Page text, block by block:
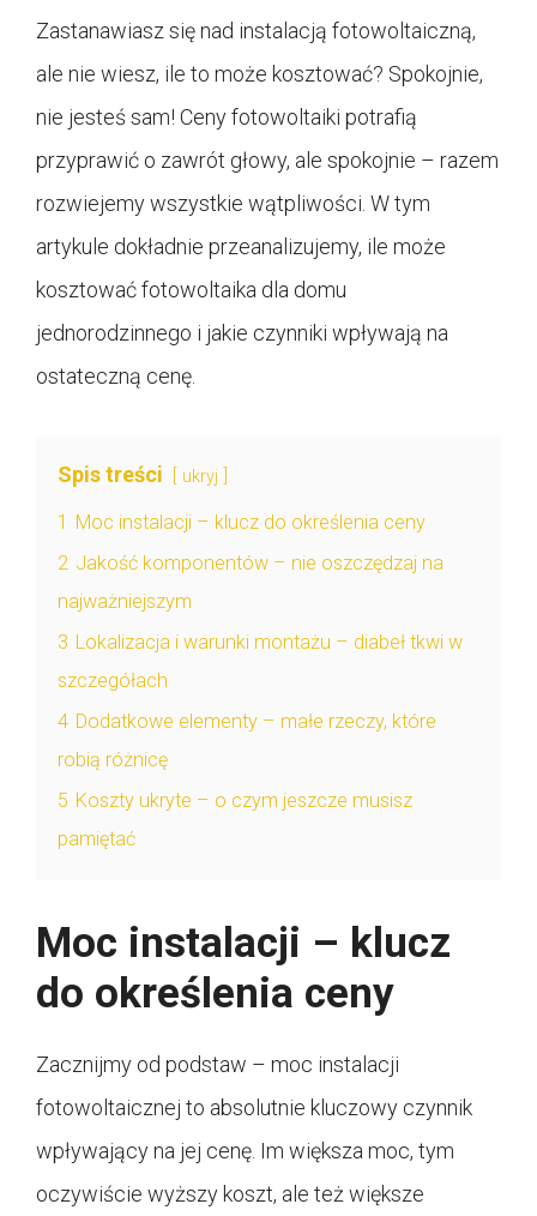
Zastanawiasz się nad instalacją fotowoltaiczną,
ale nie wiesz, ile to może kosztować? Spokojnie,
nie jesteś sam! Ceny fotowoltaiki potrafią
przyprawić o zawrót głowy, ale spokojnie – razem
rozwiejemy wszystkie wątpliwości. W tym
artykule dokładnie przeanalizujemy, ile może
kosztować fotowoltaika dla domu
jednorodzinnego i jakie czynniki wpływają na
ostateczną cenę.
Spis treści ukryj
1
Moc instalacji – klucz do określenia ceny
2 Jakość komponentów – nie oszczędzaj na
najważniejszym
3 Lokalizacja i warunki montażu – diabeł tkwi w
szczegółach
4 Dodatkowe elementy – małe rzeczy, które
robią różnicę
5 Koszty ukryte – o czym jeszcze musisz
pamiętać
Moc instalacji – klucz
do określenia ceny
Zacznijmy od podstaw – moc instalacji
fotowoltaicznej to absolutnie kluczowy czynnik
wpływający na jej cenę. Im większa moc, tym
oczywiście wyższy koszt, ale też większe